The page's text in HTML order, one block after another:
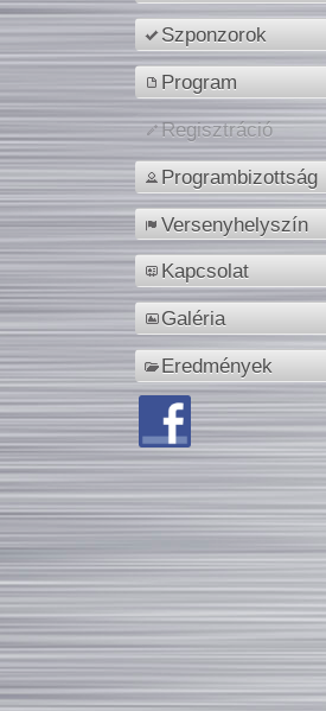
Szponzorok
Program
Regisztráció
Programbizottság
Versenyhelyszín
Kapcsolat
Galéria
Eredmények